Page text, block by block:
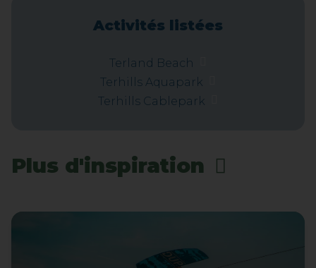
Activités listées
Terland Beach
Terhills Aquapark
Terhills Cablepark
Plus d'inspiration